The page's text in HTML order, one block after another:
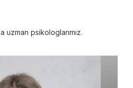
uzman psikologlarımız.